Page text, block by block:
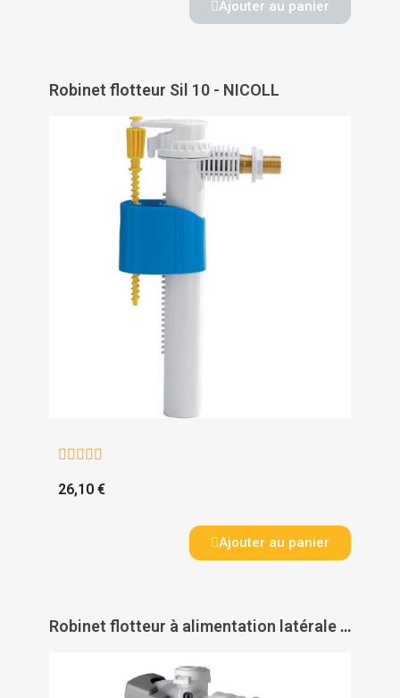
Ajouter au panier
Robinet flotteur Sil 10 - NICOLL
    
26,10 €
Ajouter au panier
Robinet flotteur à alimentation latérale Quieto OD - SIAMP